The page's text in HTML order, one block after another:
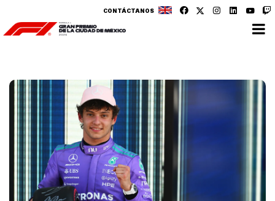
CONTÁCTANOS